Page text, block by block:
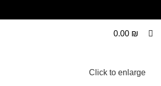
0.00 ₪
Click to enlarge